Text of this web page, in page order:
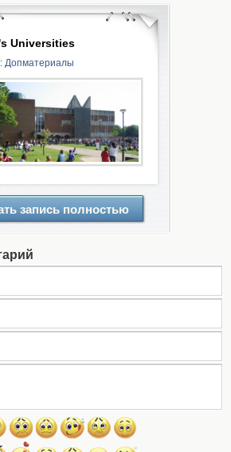
Universities
Допматериалы
запись полностью